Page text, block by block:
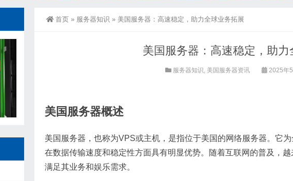
首页 » 服务器知识 » 美国服务器：高速稳定，助力全球业务拓展
美国服务器：高速稳定，助
服务器知识 美国服务器资讯 2025年5
美国服务器概述
美国服务器，也称为VPS或主机，是指位于美国的网络服务器。它
在数据传输速度和稳定性方面具有明显优势。随着互联网的普及，
满足其业务和娱乐需求。